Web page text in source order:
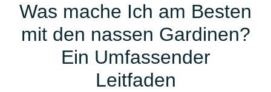
Gardinen-Tools
Was mache Ich am Besten
mit den nassen Gardinen?
Ein Umfassender
Leitfaden